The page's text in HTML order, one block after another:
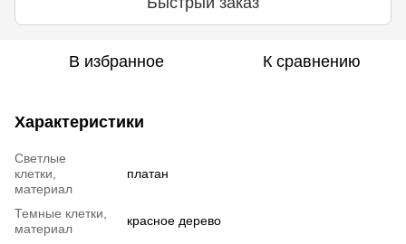
В избранное К сравнению
Характеристики
Светлые
клетки,
материал
платан
Темные клетки,
материал
красное дерево